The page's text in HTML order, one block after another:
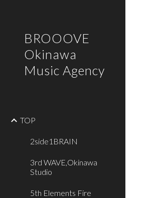
BROOOVE
Okinawa
Music Agency
TOP
2side1BRAIN
3rd WAVE,Okinawa
Studio
5th Elements Fire